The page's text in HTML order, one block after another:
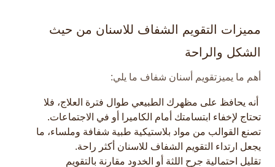
مميزات التقويم الشفاف للاسنان من حيث
الشكل والراحة
أهم ما يميزتقويم أسنان شفاف ما يلي:
أنه يحافظ على مظهرك الطبيعي طوال فترة العلاج، فلا
تحتاج لإخفاء ابتسامتك أمام الكاميرا أو في الاجتماعات.​
تصنع القوالب من مواد بلاستيكية طبية شفافة وملساء، ما
يجعل ارتداء التقويم الشفاف للاسنان أكثر راحة.
تقليل احتمالية جرح اللثة أو الخدود مقارنة بالتقويم